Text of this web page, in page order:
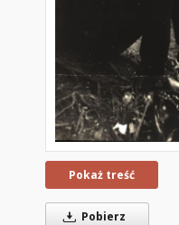
Pokaż treść
Pobierz